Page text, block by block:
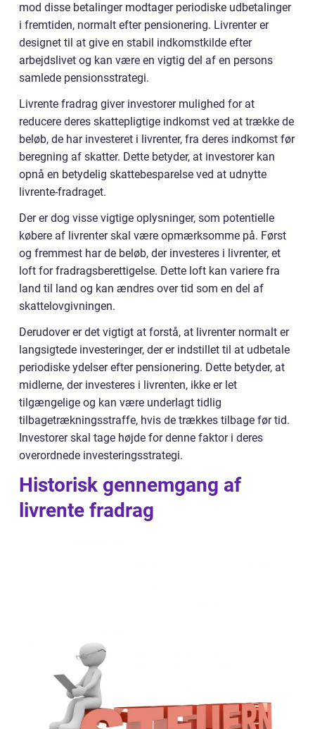
mod disse betalinger modtager periodiske udbetalinger
i fremtiden, normalt efter pensionering. Livrenter er
designet til at give en stabil indkomstkilde efter
arbejdslivet og kan være en vigtig del af en persons
samlede pensionsstrategi.
Livrente fradrag giver investorer mulighed for at
reducere deres skattepligtige indkomst ved at trække de
beløb, de har investeret i livrenter, fra deres indkomst før
beregning af skatter. Dette betyder, at investorer kan
opnå en betydelig skattebesparelse ved at udnytte
livrente-fradraget.
Der er dog visse vigtige oplysninger, som potentielle
købere af livrenter skal være opmærksomme på. Først
og fremmest har de beløb, der investeres i livrenter, et
loft for fradragsberettigelse. Dette loft kan variere fra
land til land og kan ændres over tid som en del af
skattelovgivningen.
Derudover er det vigtigt at forstå, at livrenter normalt er
langsigtede investeringer, der er indstillet til at udbetale
periodiske ydelser efter pensionering. Dette betyder, at
midlerne, der investeres i livrenten, ikke er let
tilgængelige og kan være underlagt tidlig
tilbagetrækningsstraffe, hvis de trækkes tilbage før tid.
Investorer skal tage højde for denne faktor i deres
overordnede investeringsstrategi.
Historisk gennemgang af
livrente fradrag